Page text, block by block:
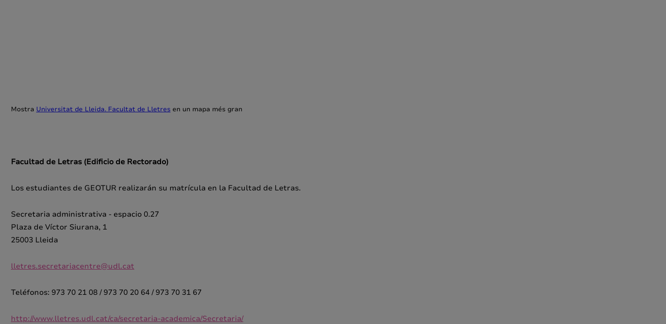
Mostra Universitat de Lleida. Facultat de Lletres en un mapa més gran
Facultad de Letras (Edificio de Rectorado)
Los estudiantes de GEOTUR realizarán su matrícula en la Facultad de Letras.
Secretaria administrativa - espacio 0.27
Plaza de Víctor Siurana, 1
25003 Lleida
lletres.secretariacentre@udl.cat
Teléfonos: 973 70 21 08 / 973 70 20 64 / 973 70 31 67
http://www.lletres.udl.cat/ca/secretaria-academica/Secretaria/